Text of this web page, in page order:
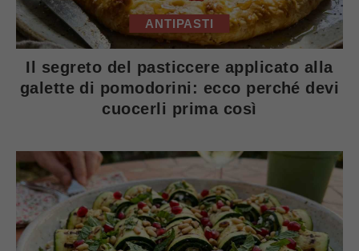
ANTIPASTI
Il segreto del pasticcere applicato alla
galette di pomodorini: ecco perché devi
cuocerli prima così